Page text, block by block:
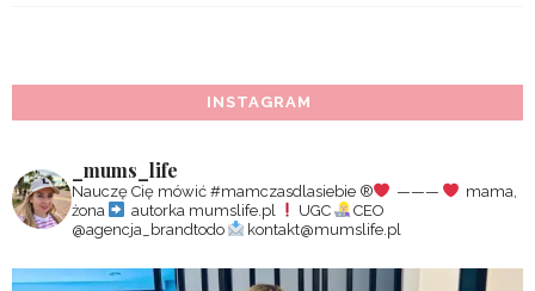
INSTAGRAM
_mums_life
Nauczę Cię mówić #mamczasdlasiebie ®️ ———
mama,
żona
autorka mumslife.pl UGC
CEO
@agencja_brandtodo
kontakt@mumslife.pl